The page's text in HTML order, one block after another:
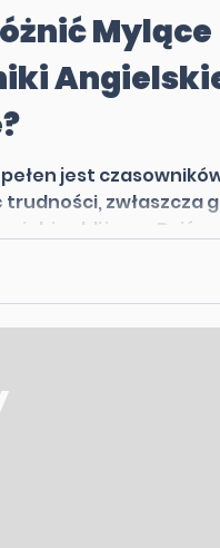
Mylące
jest
zwłaszcza
siebie zbliżone. Dziś